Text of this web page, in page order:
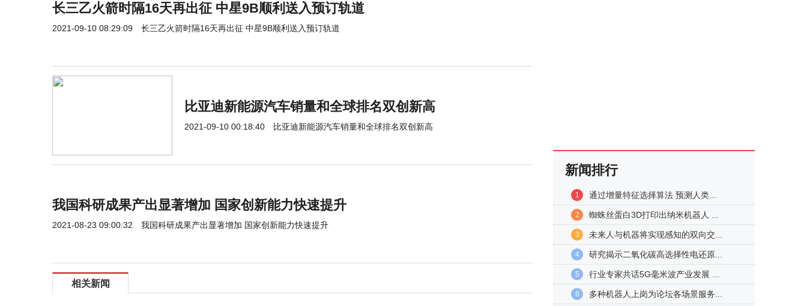
长三乙火箭时隔16天再出征 中星9B顺利送入预订轨道
2021-09-10 08:29:09 长三乙火箭时隔16天再出征 中星9B顺利送入预订轨道
比亚迪新能源汽车销量和全球排名双创新高
2021-09-10 00:18:40 比亚迪新能源汽车销量和全球排名双创新高
我国科研成果产出显著增加 国家创新能力快速提升
2021-08-23 09:00:32 我国科研成果产出显著增加 国家创新能力快速提升
相关新闻
新闻排行
1 通过增量特征选择算法 预测人类...
2 蜘蛛丝蛋白3D打印出纳米机器人 ...
3 未来人与机器将实现感知的双向交...
4 研究揭示二氧化碳高选择性电还原...
5 行业专家共话5G毫米波产业发展 ...
6 多种机器人上岗为论坛各场景服务...